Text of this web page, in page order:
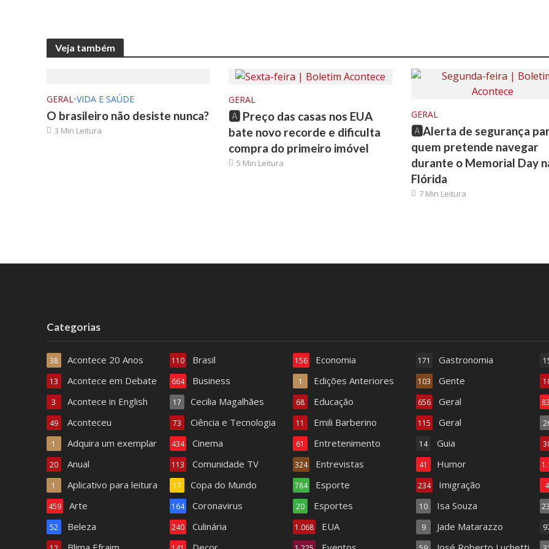
Veja também
GERAL•VIDA E SAÚDE
O brasileiro não desiste nunca?
3 Min Leitura
GERAL
🅰️ Preço das casas nos EUA
bate novo recorde e dificulta
compra do primeiro imóvel
5 Min Leitura
GERAL
🅰️Alerta de segurança
quem pretende navegar
durante o Memorial Day
Flórida
7 Min Leitura
Categorias
Acontece 20 Anos
38
Acontece em Debate
13
Acontece in English
3
Aconteceu
49
Adquira um exemplar
1
Anual
20
Aplicativo para leitura
1
Arte
459
Beleza
52
Brasil
110
Business
664
Cecilia Magalhães
17
Ciência e Tecnologia
73
Cinema
434
Comunidade TV
113
Copa do Mundo
17
Coronavirus
164
Culinária
240
Economia
156
Edições Anteriores
1
Educação
68
Emili Barberino
11
Entretenimento
61
Entrevistas
324
Esporte
784
Esportes
20
EUA
1.068
Gastronomia
171
Gente
103
Geral
656
Geral
115
Guia
14
Humor
41
Imigração
234
Isa Souza
10
Jade Matarazzo
9
4